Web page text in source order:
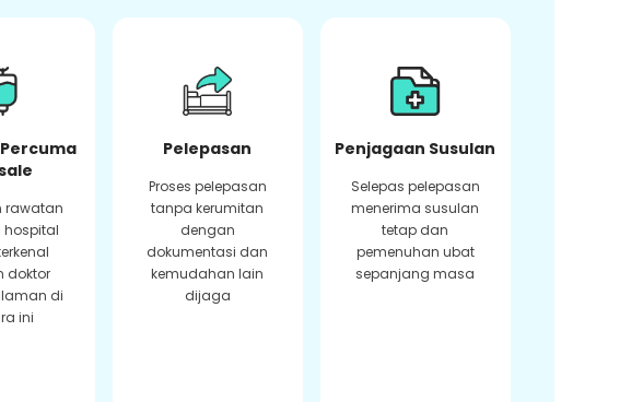
rawatan
hospital
doktor
di
ini
Pelepasan
Proses pelepasan
tanpa kerumitan
dengan
dokumentasi dan
kemudahan lain
dijaga
Penjagaan Susulan
Selepas pelepasan
menerima susulan
tetap dan
pemenuhan ubat
sepanjang masa